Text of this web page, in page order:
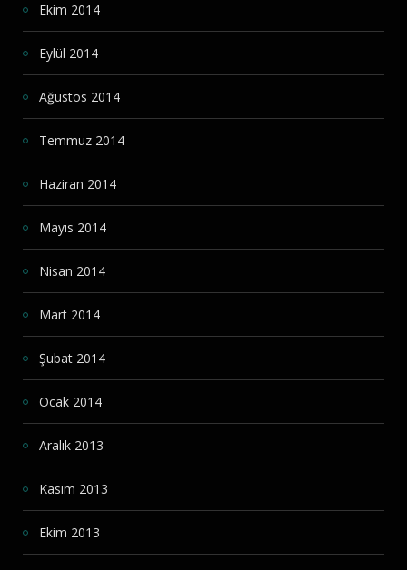
Ekim 2014
Eylül 2014
Ağustos 2014
Temmuz 2014
Haziran 2014
Mayıs 2014
Nisan 2014
Mart 2014
Şubat 2014
Ocak 2014
Aralık 2013
Kasım 2013
Ekim 2013